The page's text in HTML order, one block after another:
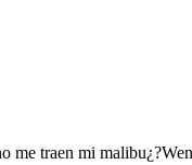
me traen mi